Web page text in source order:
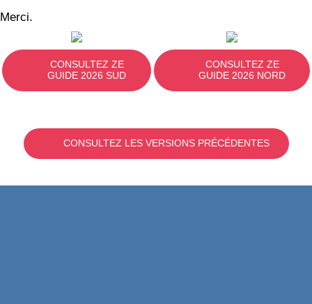
Merci.
CONSULTEZ ZE
GUIDE 2026 SUD
CONSULTEZ ZE
GUIDE 2026 NORD
CONSULTEZ LES VERSIONS PRÉCÉDENTES